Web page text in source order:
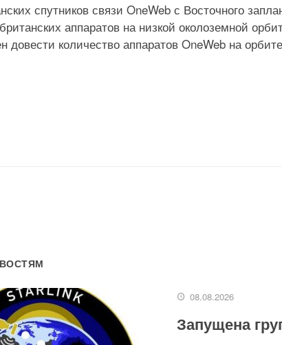
спутников связи OneWeb с Восточного
аппаратов на низкой околоземной
довести количество аппаратов OneWeb на
08.08.2026
Запущена